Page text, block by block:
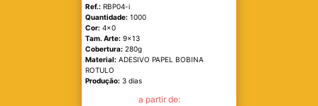
Ref.: RBP04-i
Quantidade: 1000
Cor: 4x0
Tam. Arte: 9x13
Cobertura: 280g
Material: ADESIVO PAPEL BOBINA
ROTULO
Produção: 3 dias
a partir de: